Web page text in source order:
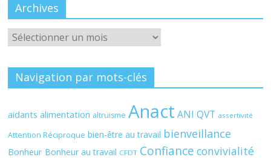
Archives
Archives
Navigation par mots-clés
aidants alimentation altruisme Anact ANI QVT assertivité
Attention Réciproque bien-être au travail bienveillance
Bonheur Bonheur au travail CFDT Confiance convivialité